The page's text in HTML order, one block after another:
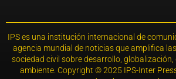
IPS es una institución internacional de
agencia mundial de noticias que amplifica
sociedad civil sobre desarrollo,
ambiente. Copyright © 2025 IPS-Inter